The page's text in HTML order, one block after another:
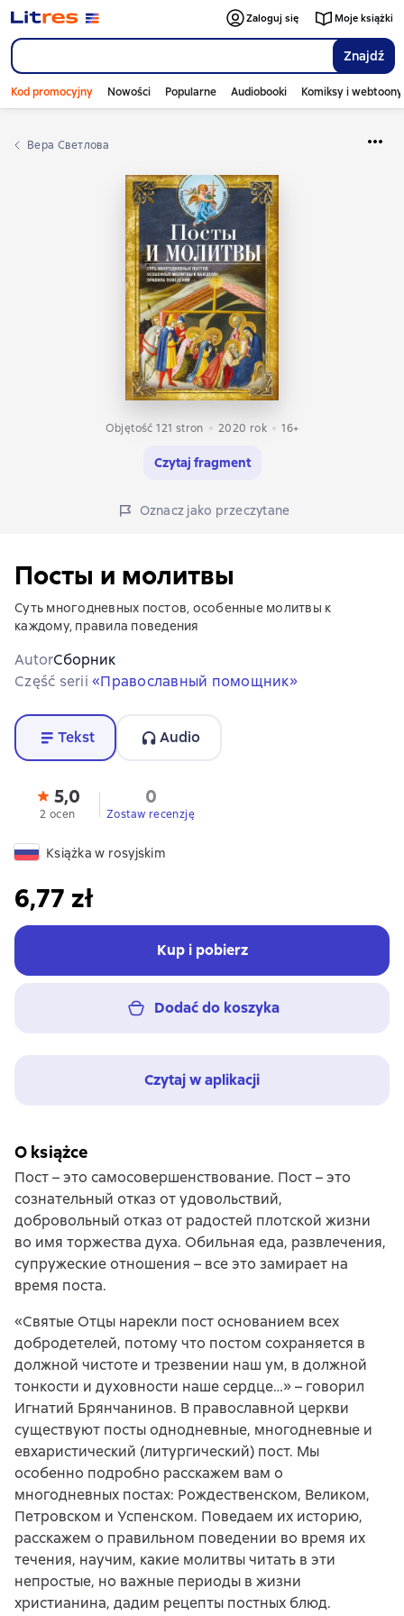
Znajdź
Zaloguj się Moje książki
Kod promocyjny Nowości Popularne Audiobooki Komiksy i webtoony
Вера Светлова
Objętość 121 stron 2020 rok 16+
Czytaj fragment
Oznacz jako przeczytane
Посты и молитвы
Суть многодневных постов, особенные молитвы к
каждому, правила поведения
AutorСборник
Część serii «Православный помощник»
Tekst Audio
5,0
2 ocen
0
Zostaw recenzję
Książka w rosyjskim
6,77 zł
Kup i pobierz
Dodać do koszyka
Czytaj w aplikacji
O książce
Пост – это самосовершенствование. Пост – это
сознательный отказ от удовольствий,
добровольный отказ от радостей плотской жизни
во имя торжества духа. Обильная еда, развлечения,
супружеские отношения – все это замирает на
время поста.
«Святые Отцы нарекли пост основанием всех
добродетелей, потому что постом сохраняется в
должной чистоте и трезвении наш ум, в должной
тонкости и духовности наше сердце…» – говорил
Игнатий Брянчанинов. В православной церкви
существуют посты однодневные, многодневные и
евхаристический (литургический) пост. Мы
особенно подробно расскажем вам о
многодневных постах: Рождественском, Великом,
Петровском и Успенском. Поведаем их историю,
расскажем о правильном поведении во время их
течения, научим, какие молитвы читать в эти
непростые, но важные периоды в жизни
христианина, дадим рецепты постных блюд.